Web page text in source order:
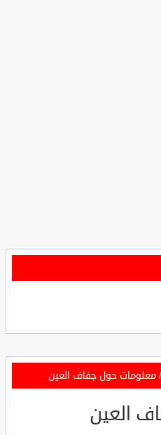
/ معلومات حول جفاف العين
العين